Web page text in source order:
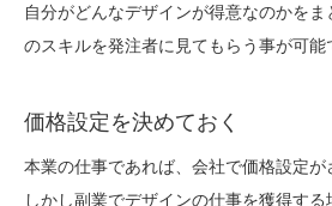
自分がどんなデザインが得意なのかを
のスキルを発注者に見てもらう事が可能
価格設定を決めておく
本業の仕事であれば、会社で価格設定が
しかし副業でデザインの仕事を獲得す